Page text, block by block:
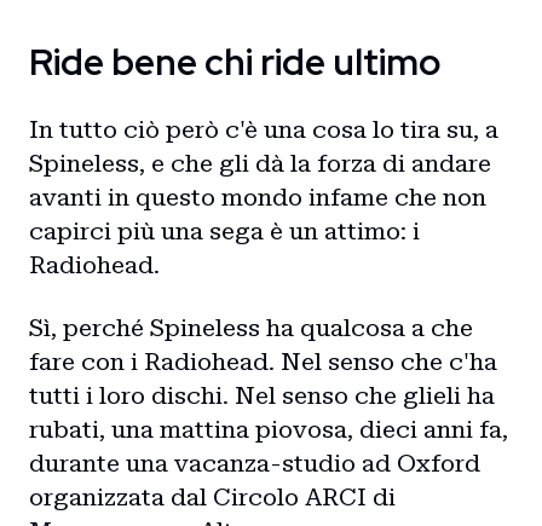
Ride bene chi ride ultimo
In tutto ciò però c'è una cosa lo tira su, a
Spineless, e che gli dà la forza di andare
avanti in questo mondo infame che non
capirci più una sega è un attimo: i
Radiohead.
Sì, perché Spineless ha qualcosa a che
fare con i Radiohead. Nel senso che c'ha
tutti i loro dischi. Nel senso che glieli ha
rubati, una mattina piovosa, dieci anni fa,
durante una vacanza-studio ad Oxford
organizzata dal Circolo ARCI di